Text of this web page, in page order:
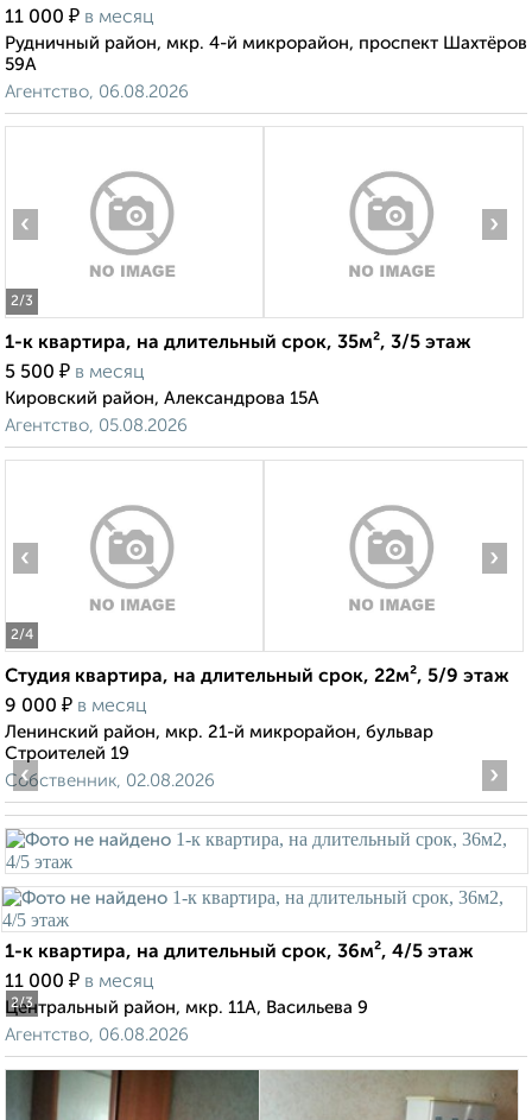
11 000 ₽ в месяц
Рудничный район, мкр. 4-й микрорайон, проспект Шахтёров
59А
Агентство, 06.08.2026
2/3
‹ ›
1-к квартира, на длительный срок, 35м², 3/5 этаж
5 500 ₽ в месяц
Кировский район, Александрова 15А
Агентство, 05.08.2026
2/4
‹ ›
Студия квартира, на длительный срок, 22м², 5/9 этаж
9 000 ₽ в месяц
Ленинский район, мкр. 21-й микрорайон, бульвар
Строителей 19
Собственник, 02.08.2026
2/3
‹ ›
1-к квартира, на длительный срок, 36м², 4/5 этаж
11 000 ₽ в месяц
Центральный район, мкр. 11А, Васильева 9
Агентство, 06.08.2026